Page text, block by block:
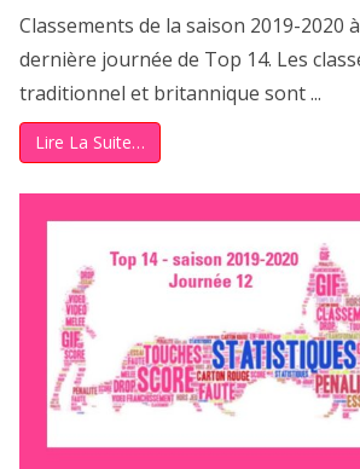
Classements de la saison 2019-2020
dernière journée de Top 14. Les
traditionnel et britannique sont ...
Lire La Suite…